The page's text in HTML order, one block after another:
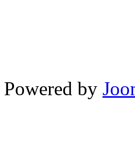
Powered by